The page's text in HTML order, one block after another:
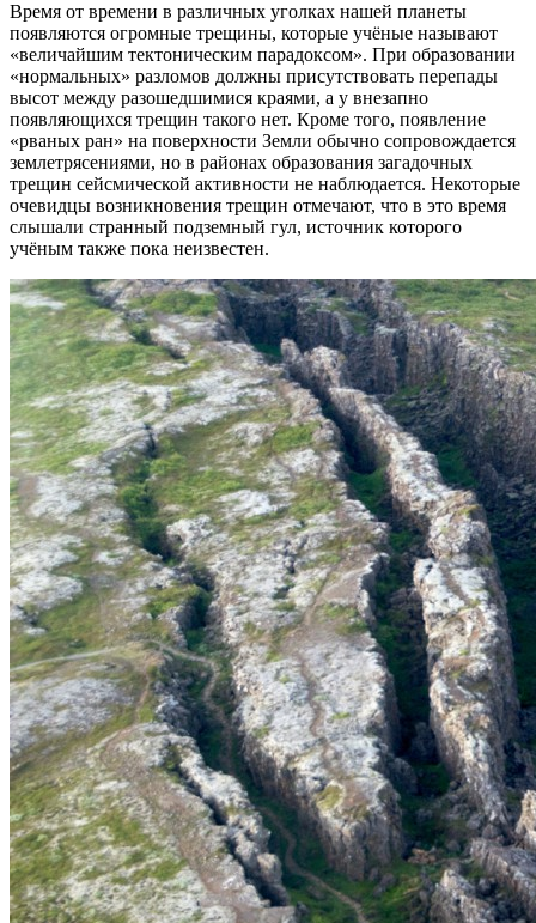
Время от времени в различных уголках нашей планеты
появляются огромные трещины, которые учёные называют
«величайшим тектоническим парадоксом». При образовании
«нормальных» разломов должны присутствовать перепады
высот между разошедшимися краями, а у внезапно
появляющихся трещин такого нет. Кроме того, появление
«рваных ран» на поверхности Земли обычно сопровождается
землетрясениями, но в районах образования загадочных
трещин сейсмической активности не наблюдается. Некоторые
очевидцы возникновения трещин отмечают, что в это время
слышали странный подземный гул, источник которого
учёным также пока неизвестен.